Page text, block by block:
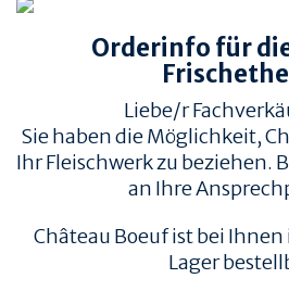
Orderinfo für
Liebe/r
Sie haben die Möglichkeit,
Ihr Fleischwerk zu beziehen.
an Ihre
Château Boeuf ist bei
Lager
TIERWOHL &
HERKUNFT & HALTUNG
RINDERRASSEN
ZERTIFIZIERUNGEN
EMPFOHLENE SEITEN